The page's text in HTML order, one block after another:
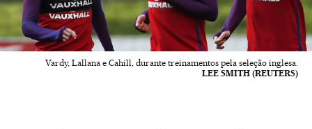
Vardy, Lallana e Cahill, durante treinamentos pela seleção inglesa.
LEE SMITH (REUTERS)